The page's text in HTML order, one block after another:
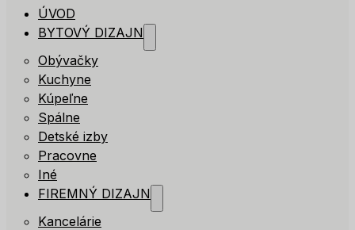
ÚVOD
BYTOVÝ DIZAJN
Obývačky
Kuchyne
Kúpeľne
Spálne
Detské izby
Pracovne
Iné
FIREMNÝ DIZAJN
Kancelárie